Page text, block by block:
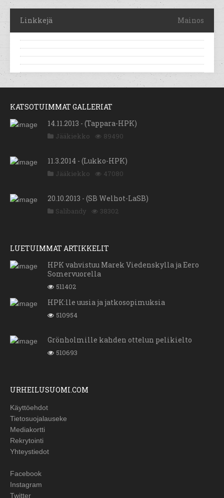
Linkkejä Mainos
KATSOTUIMMAT GALLERIAT
14.11.2013 - (Tappara-HPK)
Jääkiekko 89490
11.3.2014 - (Lukko-HPK)
Jääkiekko 47080
20.10.2013 - (SB Welhot-LaSB)
Salibandy 38302
LUETUIMMAT ARTIKKELIT
HPK vahvistuu Marek Viedenskylla ja Eero
Somervuorella
511402
HPK:lle uusia ja jatkosopimuksia
510954
Grönholmille kahden ottelun pelikielto
510693
URHEILUSUOMI.COM
Käyttöehdot
Tietosuojalauseke
Mediakortti
Rekrytointi
Yhteystiedot
Facebook
Instagram
Twitter